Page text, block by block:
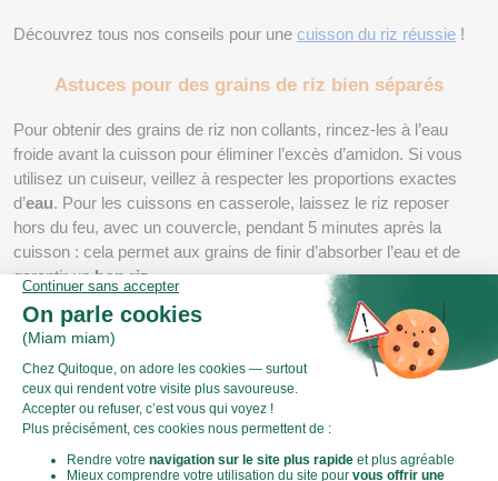
Découvrez tous nos conseils pour une cuisson du riz réussie !
Astuces pour des grains de riz bien séparés
Pour obtenir des grains de riz non collants, rincez-les à l’eau
froide avant la cuisson pour éliminer l’excès d’amidon. Si vous
utilisez un cuiseur, veillez à respecter les proportions exactes
d’eau. Pour les cuissons en casserole, laissez le riz reposer
hors du feu, avec un couvercle, pendant 5 minutes après la
cuisson : cela permet aux grains de finir d’absorber l’eau et de
garantir un bon riz.
Quantité et riz adaptés pour différents
besoins
Combien de riz pour un repas équilibré ?
Un repas équilibré associe une portion de riz à des légumes frais